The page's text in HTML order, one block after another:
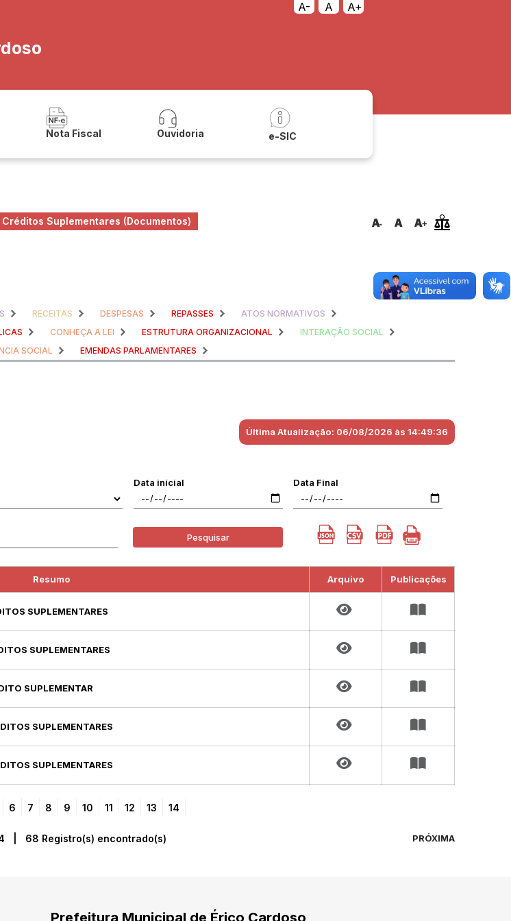
A- A
A+
Nota Fiscal Ouvidoria e-SIC
Créditos Suplementares (Documentos)
RECEITAS DESPESAS REPASSES
ATOS NORMATIVOS
CONHEÇA A LEI ESTRUTURA ORGANIZACIONAL
INTERAÇÃO SOCIAL
SOCIAL EMENDAS PARLAMENTARES
Última Atualização: 06/08/2026 às 14:49:36
Data inícial Data Final
Pesquisar
Resumo Arquivo Publicações
SUPLEMENTARES
SUPLEMENTARES
SUPLEMENTAR
SUPLEMENTARES
SUPLEMENTARES
6 7 8 9 10 11 12 13 14
| 68 Registro(s) encontrado(s) PRÓXIMA
Prefeitura Municipal de Érico Cardoso